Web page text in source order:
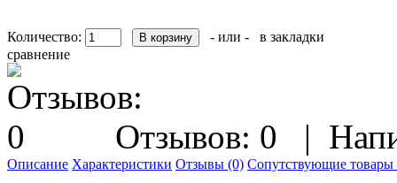
Количество: - или -
в закладки
сравнение
Отзывов: 0 |
Описание Характеристики Отзывы (0) Сопутствующие товары